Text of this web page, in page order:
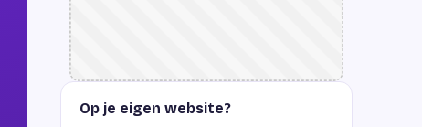
Op je eigen website?